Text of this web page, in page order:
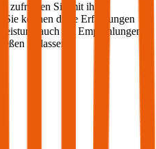
zufrieden Sie mit ihrer
Sie können diese Erfahrungen
auch die Empfehlungen
zu lassen: